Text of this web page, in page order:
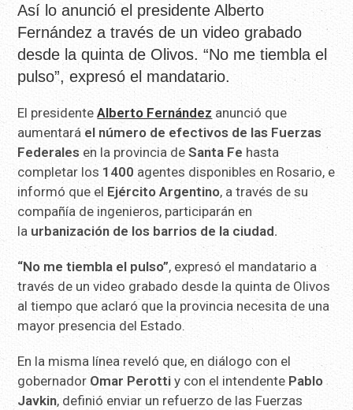
Así lo anunció el presidente Alberto
Fernández a través de un video grabado
desde la quinta de Olivos. “No me tiembla el
pulso”, expresó el mandatario.
El presidenteAlberto Fernández anunció que
aumentaráel número de efectivos de las Fuerzas
Federales en la provincia de Santa Fe hasta
completar los 1400 agentes disponibles en Rosario, e
informó que el Ejército Argentino, a través de su
compañía de ingenieros, participarán en
la urbanización de los barrios de la ciudad.
“No me tiembla el pulso”, expresó el mandatario a
través de un video grabado desde la quinta de Olivos
al tiempo que aclaró que la provincia necesita de una
mayor presencia del Estado.
En la misma línea reveló que, en diálogo con el
gobernador Omar Perotti y con el intendente Pablo
Javkin, definió enviar un refuerzo de las Fuerzas